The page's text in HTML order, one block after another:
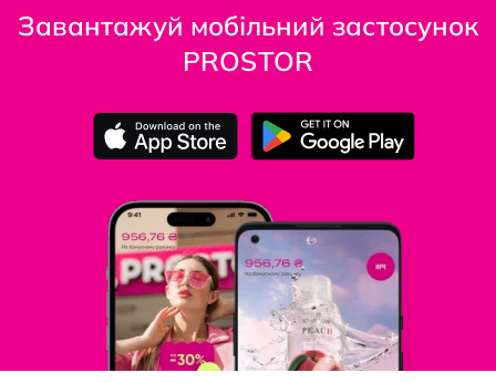
Завантажуй мобільний застосунок
PROSTOR